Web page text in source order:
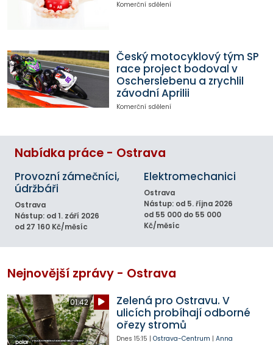
Komerční sdělení
Český motocyklový tým SP
race project bodoval v
Oscherslebenu a zrychlil
závodní Aprilii
Komerční sdělení
Nabídka práce - Ostrava
Provozní zámečníci,
údržbáři
Ostrava
Nástup: od 1. září 2026
od 27 160 Kč/měsíc
Elektromechanici
Ostrava
Nástup: od 5. října 2026
od 55 000 do 55 000
Kč/měsíc
Nejnovější zprávy - Ostrava
01:42
Zelená pro Ostravu. V
ulicích probíhají odborné
ořezy stromů
Dnes 15:15 | Ostrava-Centrum | Anna